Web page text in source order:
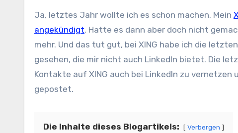
Ja, letztes Jahr wollte ich es schon machen. Mein
angekündigt. Hatte es dann aber doch nicht
mehr. Und das tut gut, bei XING habe ich die
gesehen, die mir nicht auch LinkedIn bietet. Die
Kontakte auf XING auch bei LinkedIn zu vernetzen
gepostet.
Die Inhalte dieses Blogartikels: Verbergen